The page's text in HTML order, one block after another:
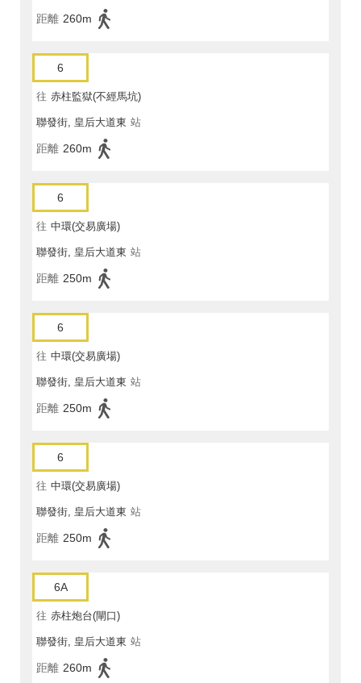
距離 260m
6
往 赤柱監獄(不經馬坑)
聯發街, 皇后大道東 站
距離 260m
6
往 中環(交易廣場)
聯發街, 皇后大道東 站
距離 250m
6
往 中環(交易廣場)
聯發街, 皇后大道東 站
距離 250m
6
往 中環(交易廣場)
聯發街, 皇后大道東 站
距離 250m
6A
往 赤柱炮台(閘口)
聯發街, 皇后大道東 站
距離 260m